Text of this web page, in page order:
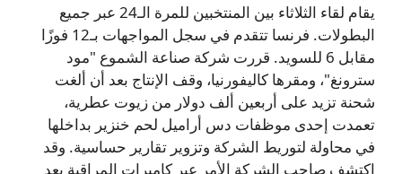
يقام لقاء الثلاثاء بين المنتخبين للمرة الـ24 عبر جميع
البطولات. فرنسا تتقدم في سجل المواجهات بـ12 فوزًا
مقابل 6 للسويد. قررت شركة صناعة الشموع "مود
سترونغ"، ومقرها كاليفورنيا، وقف الإنتاج بعد أن ألغت
شحنة تزيد على أربعين ألف دولار من زيوت عطرية،
تعمدت إحدى موظفات دس أراميل لحم خنزير بداخلها
في محاولة لتوريط الشركة وتزوير تقارير حساسية. وقد
اكتشف صاحب الشركة الأمر عبر كاميرات المراقبة بعد